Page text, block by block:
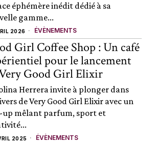
éphémère inédit dédié à sa
gamme...
2026 ÉVÈNEMENTS
Girl Coffee Shop : Un café
pour le lancement
Good Girl Elixir
Herrera invite à plonger dans
de Very Good Girl Elixir avec un
up mêlant parfum, sport et
2025 ÉVÈNEMENTS